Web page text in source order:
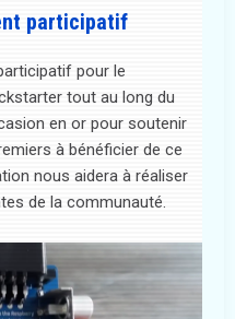
participatif
pour le
tout au long du
en or pour soutenir
à bénéficier de ce
nous aidera à réaliser
de la communauté.